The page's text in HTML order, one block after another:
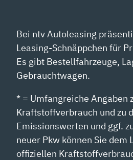
Bei ntv Autoleasing
Leasing-Schnäppchen für
Es gibt Bestellfahrzeuge,
Gebrauchtwagen.
* = Umfangreiche Angaben
Kraftstoffverbrauch und zu
Emissionswerten und ggf.
neuer Pkw können Sie dem
offiziellen